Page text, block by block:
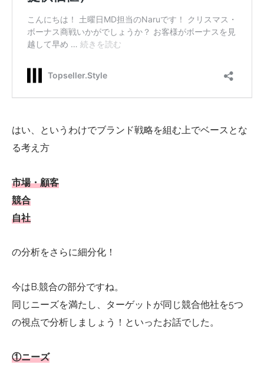
はい、というわけでブランド戦略を組む上でベースとな
る考え方
市場・顧客
競合
自社
の分析をさらに細分化！
今はB.競合の部分ですね。
同じニーズを満たし、ターゲットが同じ競合他社を5つ
の視点で分析しましょう！といったお話でした。
①ニーズ